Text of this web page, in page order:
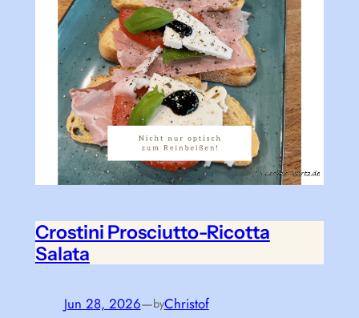
Crostini Prosciutto-Ricotta
Salata
Jun 28, 2026—byChristof